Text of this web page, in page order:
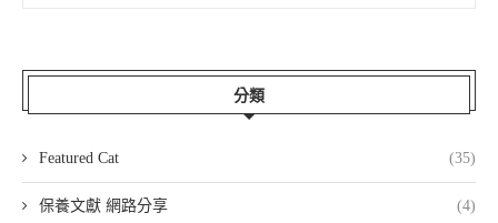
分類
Featured Cat (35)
保養文獻 網路分享 (4)